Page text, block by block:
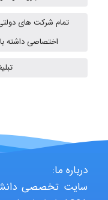
تمام شرکت های
اختصاصی داشته
درباره ما:
سایت تخصصی